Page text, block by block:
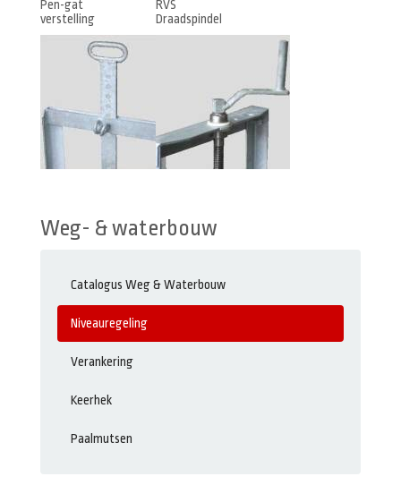
Pen-gat
verstelling
RVS
Draadspindel
Weg- & waterbouw
Catalogus Weg & Waterbouw
Niveauregeling
Verankering
Keerhek
Paalmutsen